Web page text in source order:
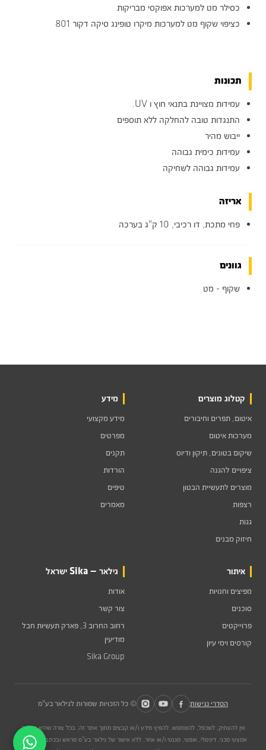
כסילר מט למערכות אפוקסי מבריקות
כציפוי שקוף מט למערכות מיקרו טופינג סיקה דקור 801
תכונות
עמידות מצויינת בתנאי חוץ ו UV.
התנגדות טובה להחלקה ללא תוספים
ייבוש מהיר
עמידות כימית גבוהה
עמידות גבוהה לשחיקה
אריזה
פחי מתכת, דו רכיבי, 10 ק"ג בערכה
גוונים
שקוף - מט
קטלוג מוצרים
איטום, תפרים וחיבורים
מערכות איטום
שיקום בטונים, תיקון ודיוס
ציפויים להגנה
מוצרים לתעשיית הבטון
רצפות
גגות
חיזוק מבנים
מידע
מידע מקצועי
מפרטים
תקנים
הורדות
טיפים
מאמרים
איתור
מפיצים וחנויות
סוכנים
פרוייקטים
קורסים וימי עיון
גילאר — Sika ישראל
אודות
צור קשר
רחוב החרוב 3, פארק תעשיות חבל
מודיעין
Sika Group
הסדרי נגישות © כל הזכויות שמורות לגילאר בע"מ
אין להעתיק, לשכפל, להשתמש, להפיץ מידע ו/או קבצים מתוך אתר זה, בכל צורה שהיא הן דרך
אמצעי מכני, דיגיטלי, אופטי, מגנטי ו/או אחר, ללא אישור של גילאר בע"מ מראש ובכתב. כל שימוש